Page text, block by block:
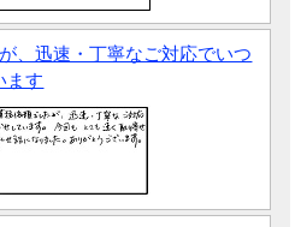
、迅速・丁寧なご対応でいつ
ます